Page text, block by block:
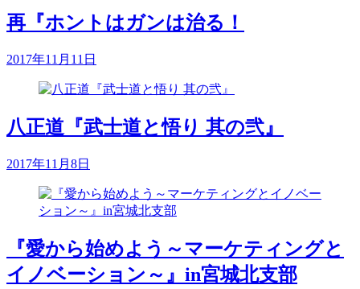
再『ホントはガンは治る！
2017年11月11日
八正道『武士道と悟り 其の弐』
2017年11月8日
『愛から始めよう～マーケティングと
イノベーション～』in宮城北支部